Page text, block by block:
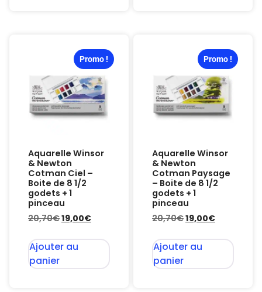
Promo !
Aquarelle Winsor
& Newton
Cotman Ciel –
Boite de 8 1/2
godets + 1
pinceau
20,70€19,00€
Ajouter au
panier
Promo !
Aquarelle Winsor
& Newton
Cotman Paysage
– Boite de 8 1/2
godets + 1
pinceau
20,70€19,00€
Ajouter au
panier